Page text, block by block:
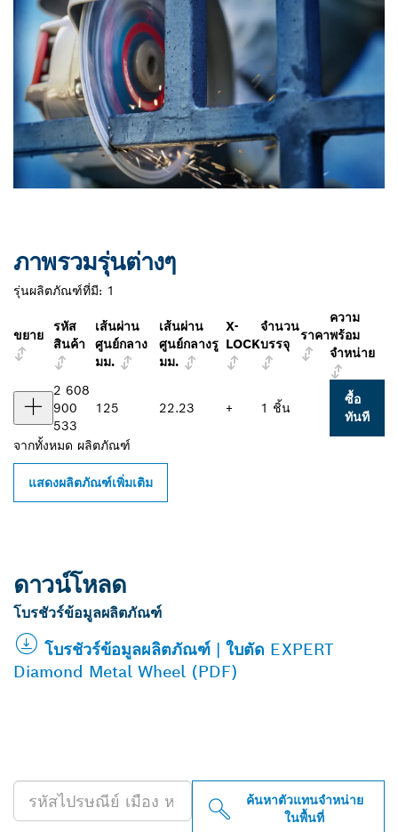
ภาพรวมรุ่นต่างๆ
รุ่นผลิตภัณฑ์ที่มี: 1
ขยาย
รหัส
สินค้า
เส้นผ่าน
ศูนย์กลาง
มม.
เส้นผ่าน
ศูนย์กลางรู
มม.
X-
LOCK
จำนวน
บรรจุ
ราคา
ความ
พร้อม
จำหน่าย
2 608
900
533
125 22.23 + 1 ชิ้น
ซื้อ
ทันที
จากทั้งหมด ผลิตภัณฑ์
แสดงผลิตภัณฑ์เพิ่มเติม
ดาวน์โหลด
โบรชัวร์ข้อมูลผลิตภัณฑ์
โบรชัวร์ข้อมูลผลิตภัณฑ์ | ใบตัด EXPERT
Diamond Metal Wheel (PDF)
ค้นหาตัวแทนจำหน่าย
ในพื้นที่